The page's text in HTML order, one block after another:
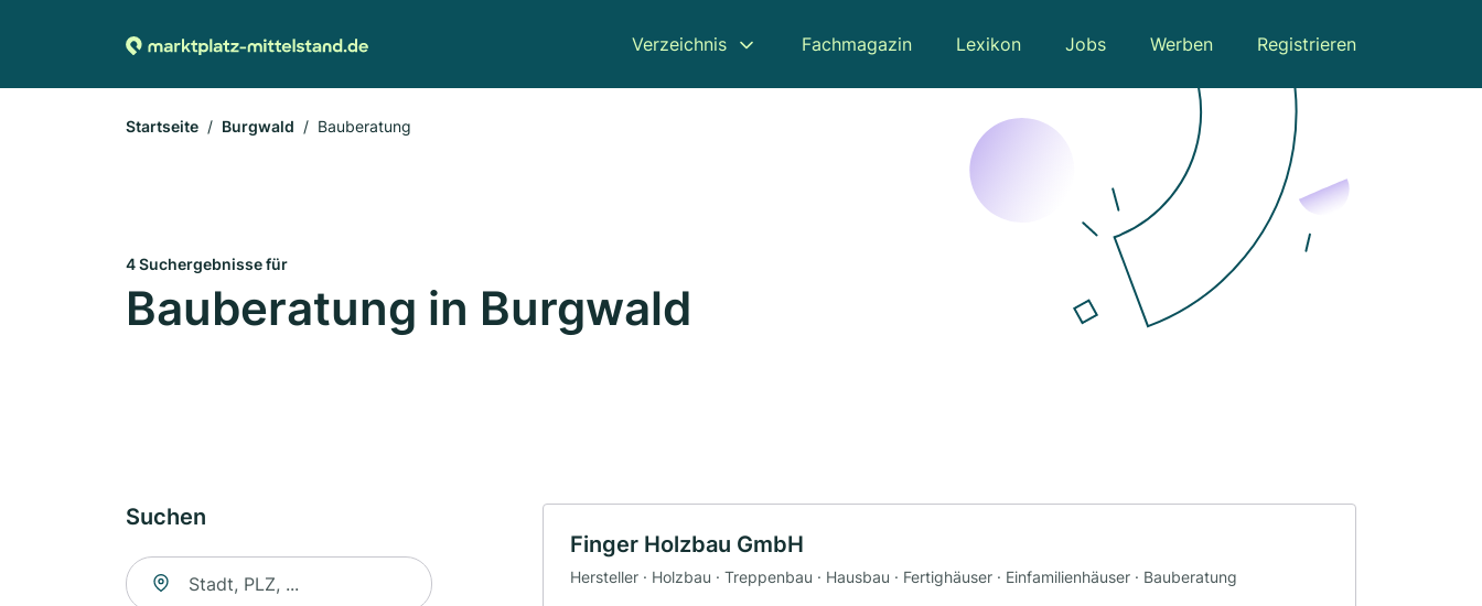
Verzeichnis Fachmagazin Lexikon Jobs Werben Registrieren
Startseite Burgwald Bauberatung
4 Suchergebnisse für
Bauberatung in Burgwald
Suchen
Suche nach Ort
Finger Holzbau GmbH
Hersteller · Holzbau · Treppenbau · Hausbau · Fertighäuser · Einfamilienhäuser · Bauberatung